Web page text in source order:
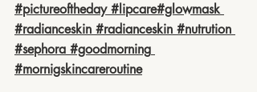
#pictureoftheday #lipcare#glowmask
#radianceskin #radianceskin #nutrution
#sephora #goodmorning
#mornigskincareroutine